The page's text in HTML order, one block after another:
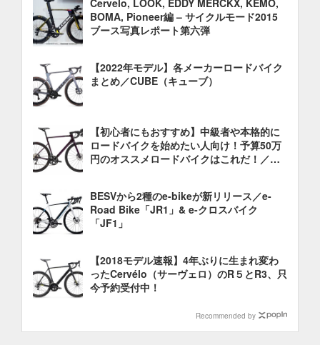
Cervelo, LOOK, EDDY MERCKX, KEMO,
BOMA, Pioneer編 – サイクルモード2015
ブース写真レポート第六弾
【2022年モデル】各メーカーロードバイク
まとめ／CUBE（キューブ）
【初心者にもおすすめ】中級者や本格的に
ロードバイクを始めたい人向け！予算50万
円のオススメロードバイクはこれだ！／そ
BESVから2種のe-bikeが新リリース／e-
Road Bike「JR1」& e-クロスバイク
「JF1」
【2018モデル速報】4年ぶりに生まれ変わ
ったCervélo（サーヴェロ）のR５とR3、只
今予約受付中！
Recommended by